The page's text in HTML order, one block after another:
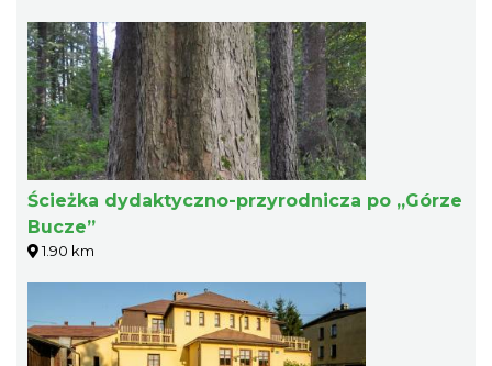
Ścieżka dydaktyczno-przyrodnicza po „Górze
Bucze”
1.90 km